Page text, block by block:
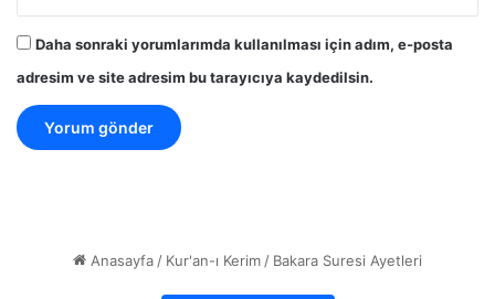
Daha sonraki yorumlarımda kullanılması için adım, e-posta
adresim ve site adresim bu tarayıcıya kaydedilsin.